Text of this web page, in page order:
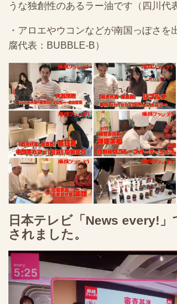
うな独創性のあるラー油です（四川代
・アロエやウコンなどが南国っぽさを
腐代表：BUBBLE-B）
日本テレビ「News every!」
されました。